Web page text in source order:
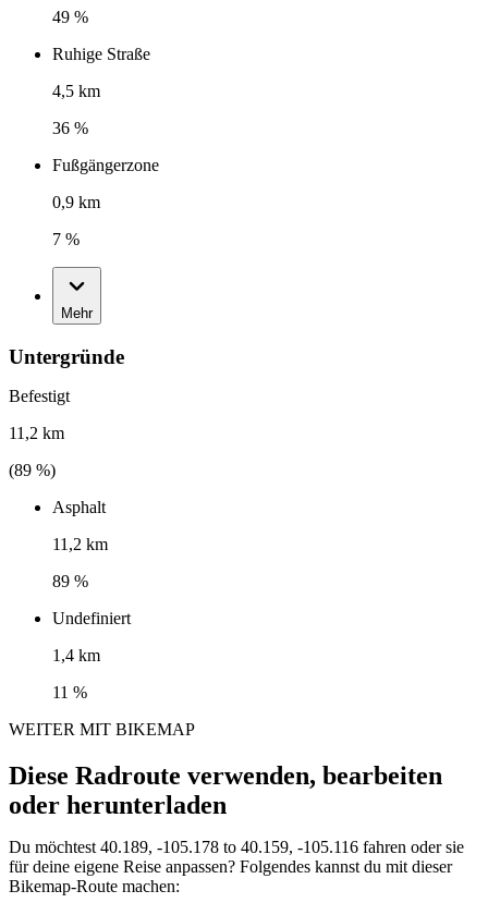
49 %
Ruhige Straße
4,5 km
36 %
Fußgängerzone
0,9 km
7 %
Mehr
Untergründe
Befestigt
11,2 km
(89 %)
Asphalt
11,2 km
89 %
Undefiniert
1,4 km
11 %
WEITER MIT BIKEMAP
Diese Radroute verwenden, bearbeiten
oder herunterladen
Du möchtest 40.189, -105.178 to 40.159, -105.116 fahren oder sie
für deine eigene Reise anpassen? Folgendes kannst du mit dieser
Bikemap-Route machen: